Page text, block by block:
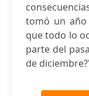
tomó un año
que todo lo
parte del
de